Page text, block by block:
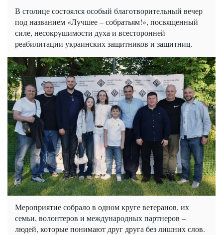
В столице состоялся особый благотворительный вечер
под названием «Лучшее – собратьям!», посвященный
силе, несокрушимости духа и всесторонней
реабилитации украинских защитников и защитниц.
Мероприятие собрало в одном круге ветеранов, их
семьи, волонтеров и международных партнеров –
людей, которые понимают друг друга без лишних слов.